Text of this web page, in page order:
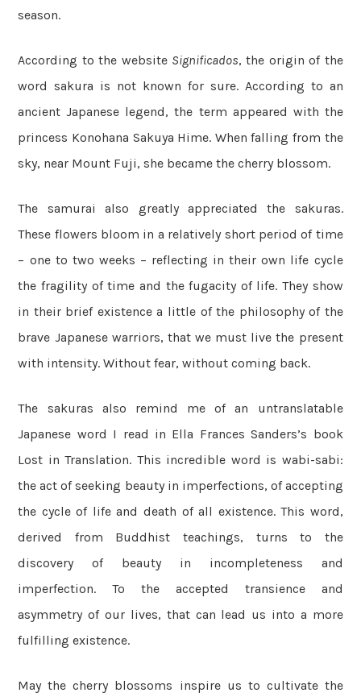
season.
According to the website Significados, the origin of the
word sakura is not known for sure. According to an
ancient Japanese legend, the term appeared with the
princess Konohana Sakuya Hime. When falling from the
sky, near Mount Fuji, she became the cherry blossom.
The samurai also greatly appreciated the sakuras.
These flowers bloom in a relatively short period of time
– one to two weeks – reflecting in their own life cycle
the fragility of time and the fugacity of life. They show
in their brief existence a little of the philosophy of the
brave Japanese warriors, that we must live the present
with intensity. Without fear, without coming back.
The sakuras also remind me of an untranslatable
Japanese word I read in Ella Frances Sanders’s book
Lost in Translation. This incredible word is wabi-sabi:
the act of seeking beauty in imperfections, of accepting
the cycle of life and death of all existence. This word,
derived from Buddhist teachings, turns to the
discovery of beauty in incompleteness and
imperfection. To the accepted transience and
asymmetry of our lives, that can lead us into a more
fulfilling existence.
May the cherry blossoms inspire us to cultivate the